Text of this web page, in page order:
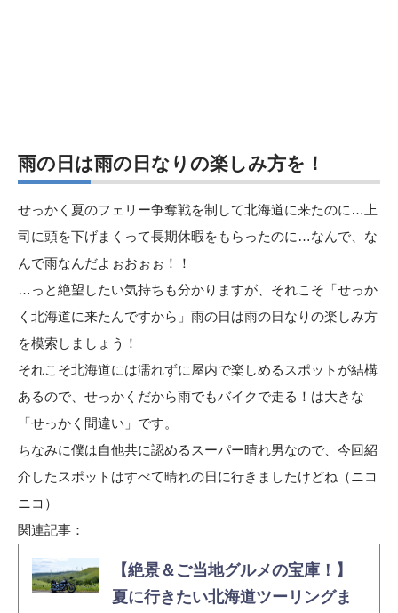
雨の日は雨の日なりの楽しみ方を！
せっかく夏のフェリー争奪戦を制して北海道に来たのに…上
司に頭を下げまくって長期休暇をもらったのに…なんで、な
んで雨なんだよぉおぉぉ！！
…っと絶望したい気持ちも分かりますが、それこそ「せっか
く北海道に来たんですから」雨の日は雨の日なりの楽しみ方
を模索しましょう！
それこそ北海道には濡れずに屋内で楽しめるスポットが結構
あるので、せっかくだから雨でもバイクで走る！は大きな
「せっかく間違い」です。
ちなみに僕は自他共に認めるスーパー晴れ男なので、今回紹
介したスポットはすべて晴れの日に行きましたけどね（ニコ
ニコ）
関連記事：
【絶景＆ご当地グルメの宝庫！】
夏に行きたい北海道ツーリングま